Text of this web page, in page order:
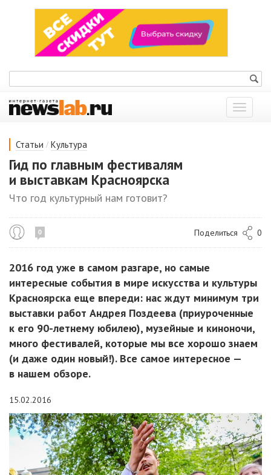
Показать
меню
Статьи / Культура
Гид по главным фестивалям
и выставкам Красноярска
Что год культурный нам готовит?
0 Поделиться 0
2016 год уже в самом разгаре, но самые
интересные события в мире искусства и культуры
Красноярска еще впереди: нас ждут минимум три
выставки работ Андрея Поздеева (приуроченные
к его 90-летнему юбилею), музейные и киноночи,
много фестивалей, которые мы все хорошо знаем
(и даже один новый!). Все самое интересное —
в нашем обзоре.
15.02.2016